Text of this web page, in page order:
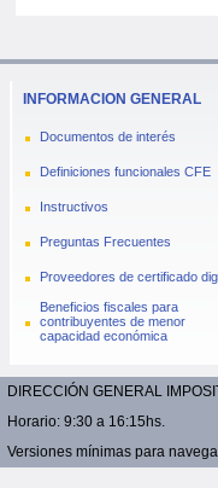
INFORMACION GENERAL
Documentos de interés
Definiciones funcionales CFE
Instructivos
Preguntas Frecuentes
Proveedores de certificado
Beneficios fiscales para
contribuyentes de menor
capacidad económica
DIRECCIÓN GENERAL
Horario: 9:30 a 16:15hs.
Versiones mínimas para